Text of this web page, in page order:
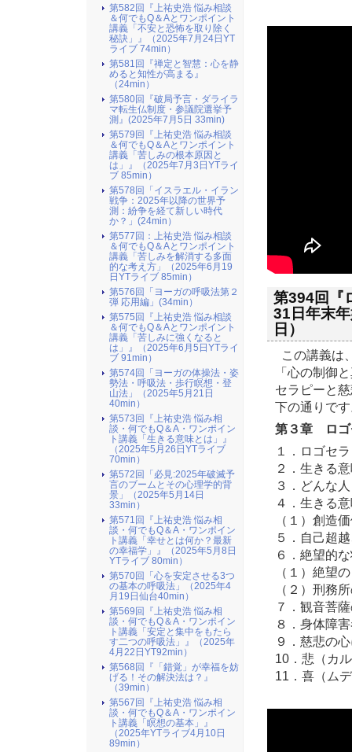
第394回『
31日年末
日）
この講義は
「心の制御
セラピーと
下の通りで
第３章 ロゴ
１．ロゴセ
２．生きる
３．どんな
４．生きる
（１）創造
５．自己超
６．絶望的
（１）絶望
（２）刑務
７．観音菩
８．身体障
９．慈悲の
10．悲（カ
11．喜（ム
第582回『上祐史浩 悩み相談
＆何でもQ＆Aとワンポイント
講義「不安と恐怖を取り除く
秘訣」』（2025年7月24日YT
ライブ 74min）
第581回『禅定と智慧：心を静
めると知性が高まる』
（24min）
第580回『破局予言・ダライラ
マ転生仏制度・参議院選挙予
測』(2025年7月5日 33min)
第579回『上祐史浩 悩み相談
＆何でもQ＆Aとワンポイント
講義「苦しみの根本原因と
は」』（2025年7月3日YTライ
ブ 85min）
第578回「イスラエル・イラン
戦争：2025年以降の世界予
測：紛争を経て新しい時代
か？」(24min）
第577回：上祐史浩 悩み相談
＆何でもQ＆Aとワンポイント
講義「苦しみを解消する多面
的な考え方」（2025年6月19
日YTライブ 85min）
第576回「ヨーガの呼吸法第２
弾 応用編」(34min）
第575回『上祐史浩 悩み相談
＆何でもQ＆Aとワンポイント
講義「苦しみに強くなると
は」』（2025年6月5日YTライ
ブ 91min）
第574回「ヨーガの体操法・姿
勢法・呼吸法・歩行瞑想・登
山法」（2025年5月21日
40min）
第573回『上祐史浩 悩み相
談・何でもQ＆A・ワンポイン
ト講義「生きる意味とは」』
（2025年5月26日YTライブ
70min）
第572回「必見:2025年破滅予
言のブームとその心理学的背
景」（2025年5月14日
33min）
第571回『上祐史浩 悩み相
談・何でもQ＆A・ワンポイン
ト講義「幸せとは何か？最新
の幸福学」』（2025年5月8日
YTライブ 80min）
第570回「心を安定させる3つ
の基本の呼吸法」（2025年4
月19日仙台40min）
第569回『上祐史浩 悩み相
談・何でもQ＆A・ワンポイン
ト講義「安定と集中をもたら
す二つの呼吸法」』（2025年
4月22日YT92min）
第568回『「錯覚」が幸福を妨
げる！その解決法は？』
（39min）
第567回『上祐史浩 悩み相
談・何でもQ＆A・ワンポイン
ト講義「瞑想の基本」』
（2025年YTライブ4月10日
89min）